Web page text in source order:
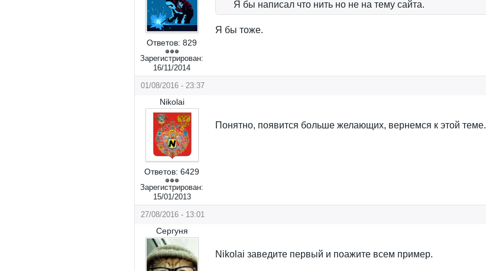
Ответов: 829
Зарегистрирован:
16/11/2014
Я бы написал что нить но не на тему сайта.
Я бы тоже.
01/08/2016 - 23:37
Nikolai
Ответов: 6429
Зарегистрирован:
15/01/2013
Понятно, появится больше желающих, вернемся к этой теме.
27/08/2016 - 13:01
Сергуня
Nikolai заведите первый и поажите всем пример.